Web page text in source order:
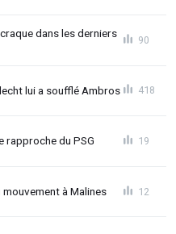
dans les derniers
90
lui a soufflé Ambros 418
rapproche du PSG 19
à Malines 12